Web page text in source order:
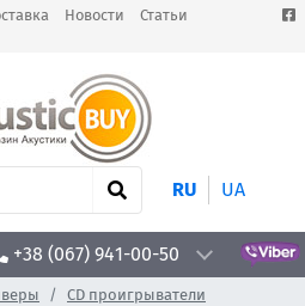
Новости
Статьи
RU UA
+38 (067) 941-00-50
CD проигрыватели